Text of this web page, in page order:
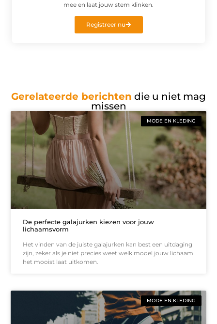
mee en laat jouw stem klinken.
Registreer nu
Gerelateerde berichten die u niet mag
missen
MODE EN KLEDING
De perfecte galajurken kiezen voor jouw
lichaamsvorm
Het vinden van de juiste galajurken kan best een uitdaging
zijn, zeker als je niet precies weet welk model jouw lichaam
het mooist laat uitkomen.
MODE EN KLEDING